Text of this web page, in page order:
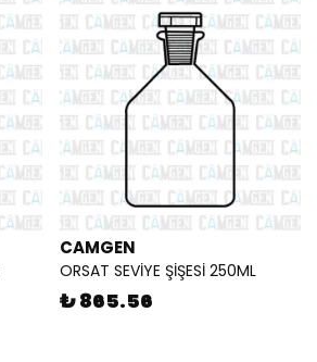
CAMGEN
ORSAT SEVİYE ŞİŞESİ 250ML
₺ 865.56